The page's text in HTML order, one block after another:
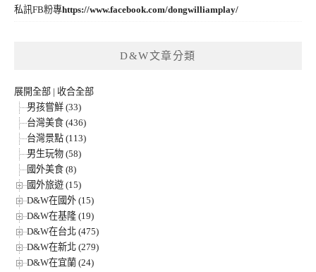
私訊FB粉專https://www.facebook.com/dongwilliamplay/
D&W文章分類
展開全部 | 收合全部
男孩嘗鮮 (33)
台灣美食 (436)
台灣景點 (113)
男生玩物 (58)
國外美食 (8)
國外旅遊 (15)
D&W在國外 (15)
D&W在基隆 (19)
D&W在台北 (475)
D&W在新北 (279)
D&W在宜蘭 (24)